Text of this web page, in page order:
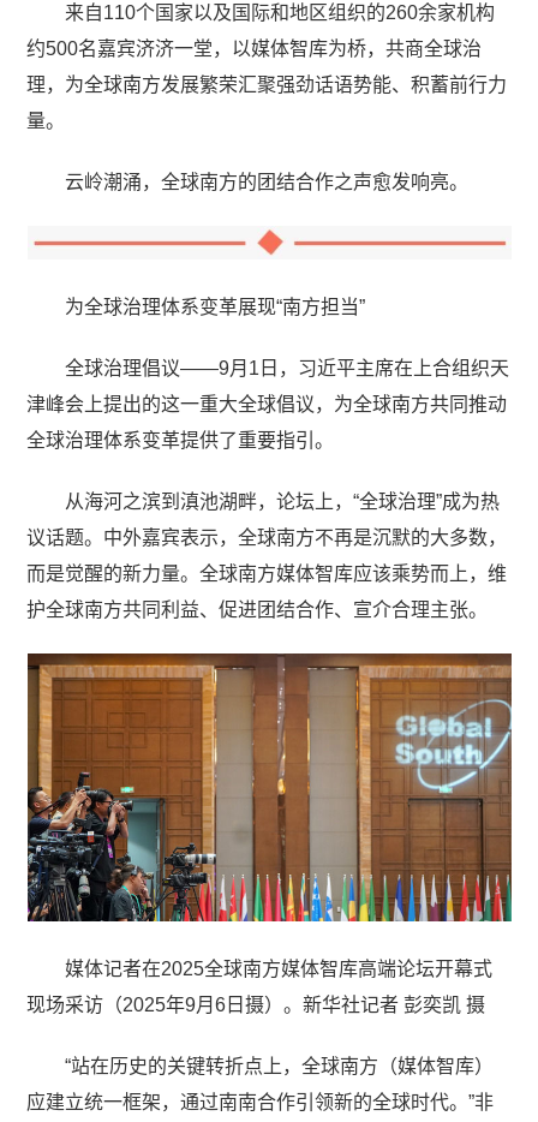
来自110个国家以及国际和地区组织的260余家机构
约500名嘉宾济济一堂，以媒体智库为桥，共商全球治
理，为全球南方发展繁荣汇聚强劲话语势能、积蓄前行力
量。
云岭潮涌，全球南方的团结合作之声愈发响亮。
为全球治理体系变革展现“南方担当”
全球治理倡议——9月1日，习近平主席在上合组织天
津峰会上提出的这一重大全球倡议，为全球南方共同推动
全球治理体系变革提供了重要指引。
从海河之滨到滇池湖畔，论坛上，“全球治理”成为热
议话题。中外嘉宾表示，全球南方不再是沉默的大多数，
而是觉醒的新力量。全球南方媒体智库应该乘势而上，维
护全球南方共同利益、促进团结合作、宣介合理主张。
媒体记者在2025全球南方媒体智库高端论坛开幕式
现场采访（2025年9月6日摄）。新华社记者 彭奕凯 摄
“站在历史的关键转折点上，全球南方（媒体智库）
应建立统一框架，通过南南合作引领新的全球时代。”非